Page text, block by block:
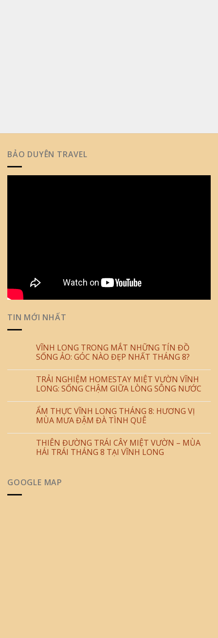
BẢO DUYÊN TRAVEL
TIN MỚI NHẤT
VĨNH LONG TRONG MẮT NHỮNG TÍN ĐỒ
SỐNG ẢO: GÓC NÀO ĐẸP NHẤT THÁNG 8?
TRẢI NGHIỆM HOMESTAY MIỆT VƯỜN VĨNH
LONG: SỐNG CHẬM GIỮA LÒNG SÔNG NƯỚC
ẨM THỰC VĨNH LONG THÁNG 8: HƯƠNG VỊ
MÙA MƯA ĐẬM ĐÀ TÌNH QUÊ
THIÊN ĐƯỜNG TRÁI CÂY MIỆT VƯỜN – MÙA
HÁI TRÁI THÁNG 8 TẠI VĨNH LONG
GOOGLE MAP